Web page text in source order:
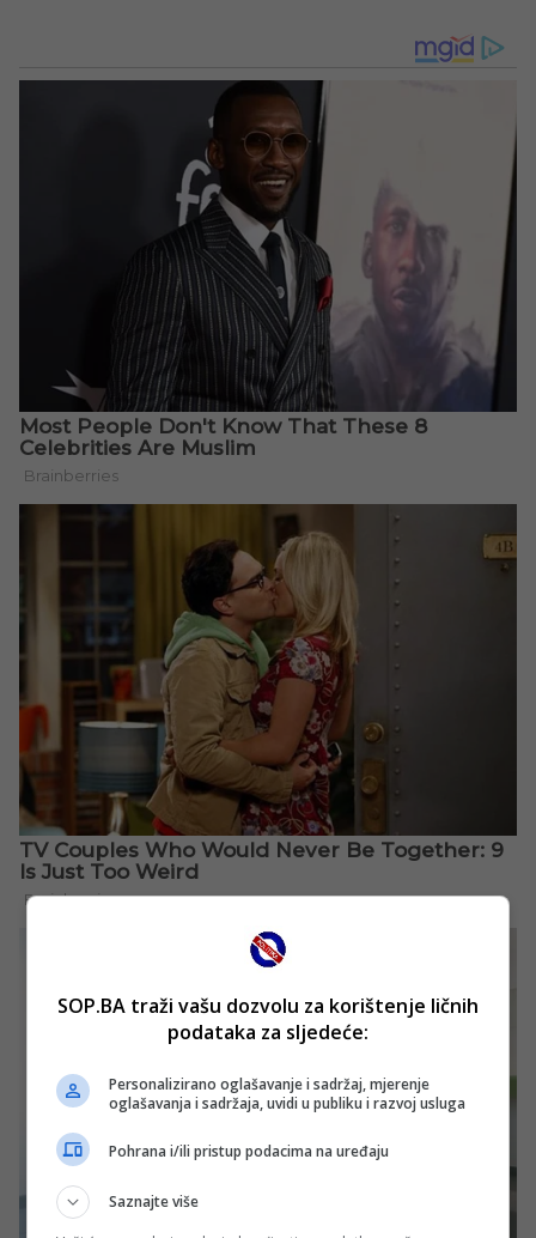
SOP.BA traži vašu dozvolu za korištenje ličnih
podataka za sljedeće:
Personalizirano oglašavanje i sadržaj, mjerenje
oglašavanja i sadržaja, uvidi u publiku i razvoj usluga
Pohrana i/ili pristup podacima na uređaju
Saznajte više